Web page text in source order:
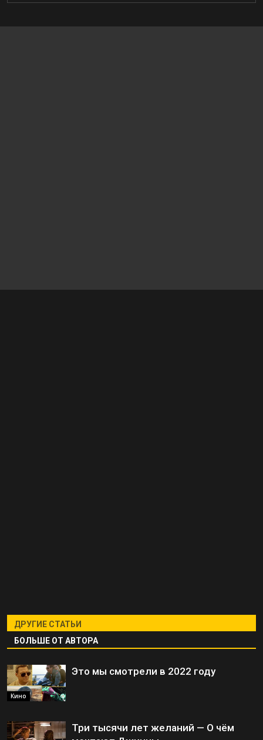
ДРУГИЕ СТАТЬИ
БОЛЬШЕ ОТ АВТОРА
Кино
Это мы смотрели в 2022 году
Три тысячи лет желаний — О чём